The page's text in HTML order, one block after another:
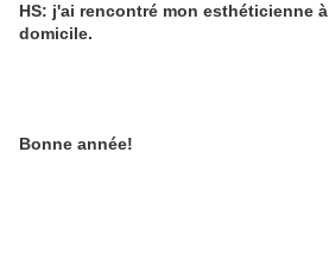
HS: j'ai rencontré mon esthéticienne à
domicile.
Bonne année!